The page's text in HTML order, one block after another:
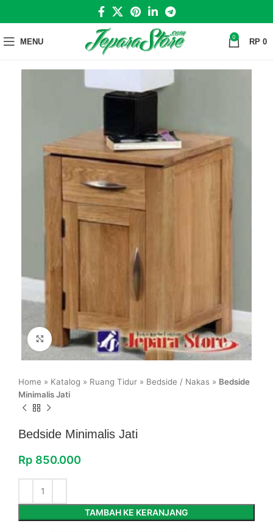
MENU 0 RP 0
Click to enlarge
Home » Katalog » Ruang Tidur » Bedside / Nakas » Bedside
Minimalis Jati
Bedside Minimalis Jati
Rp 850.000
TAMBAH KE KERANJANG